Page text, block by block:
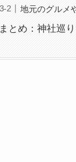
地元のグルメ
まとめ：神社巡